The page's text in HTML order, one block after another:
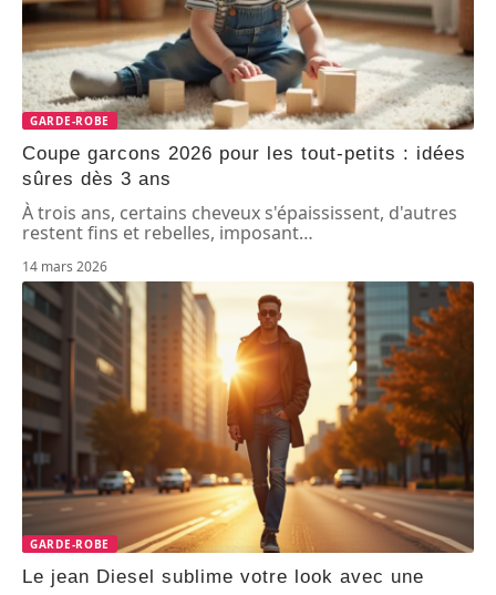
GARDE-ROBE
Coupe garcons 2026 pour les tout-petits : idées
sûres dès 3 ans
À trois ans, certains cheveux s'épaississent, d'autres
restent fins et rebelles, imposant…
14 mars 2026
GARDE-ROBE
Le jean Diesel sublime votre look avec une